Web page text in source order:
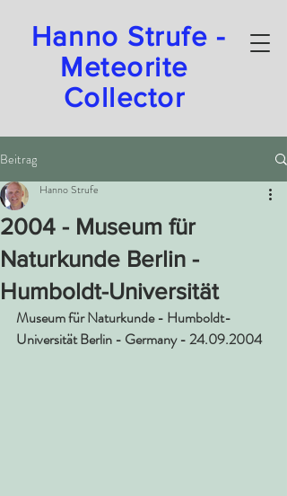
Hanno Strufe -
Meteorite
Collector
Beitrag
2004 - Museum für
Naturkunde Berlin -
Humboldt-Universität
Hanno Strufe
Museum für Naturkunde - Humboldt-
Universität Berlin - Germany - 24.09.2004